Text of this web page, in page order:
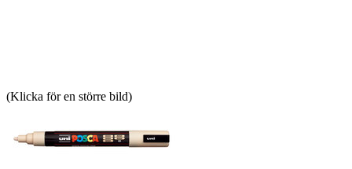
(Klicka för en större bild)